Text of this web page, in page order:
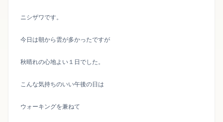
ニシザワです。
今日は朝から雲が多かったですが
秋晴れの心地よい１日でした。
こんな気持ちのいい午後の日は
ウォーキングを兼ねて